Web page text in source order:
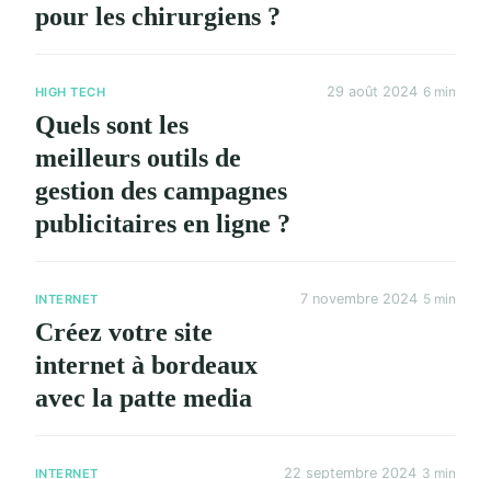
pour les chirurgiens ?
HIGH TECH
Quels sont les
meilleurs outils de
gestion des campagnes
publicitaires en ligne ?
29 août 2024 6 min
INTERNET
Créez votre site
internet à bordeaux
avec la patte media
7 novembre 2024 5 min
INTERNET 22 septembre 2024 3 min